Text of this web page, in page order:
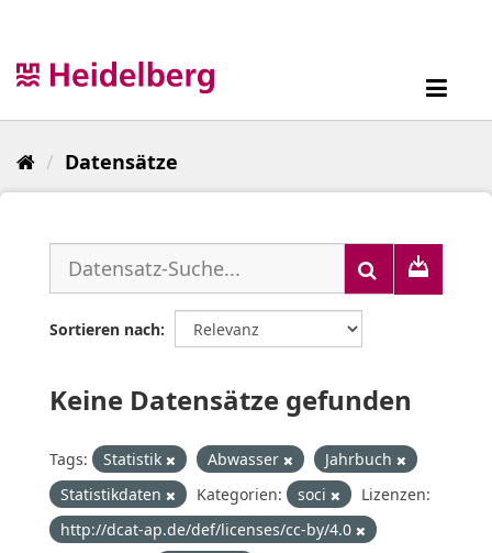
Datensätze
Sortieren nach
Keine Datensätze gefunden
Tags: Statistik Abwasser
Jahrbuch
Statistikdaten
Kategorien: soci
Lizenzen:
http://dcat-ap.de/def/licenses/cc-by/4.0